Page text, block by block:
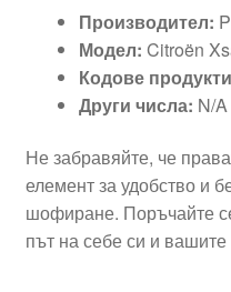
Производител:
Модел: Citroën
Кодове
Други числа: N/A
Не забравяйте, че
елемент за удобство и
шофиране. Поръчайте
път на себе си и